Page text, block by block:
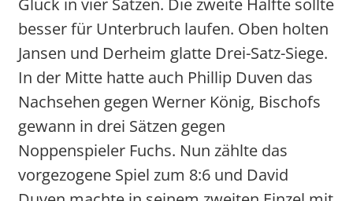
besser für Unterbruch laufen. Oben holten
Jansen und Derheim glatte Drei-Satz-Siege.
In der Mitte hatte auch Phillip Duven das
Nachsehen gegen Werner König, Bischofs
gewann in drei Sätzen gegen
Noppenspieler Fuchs. Nun zählte das
vorgezogene Spiel zum 8:6 und David